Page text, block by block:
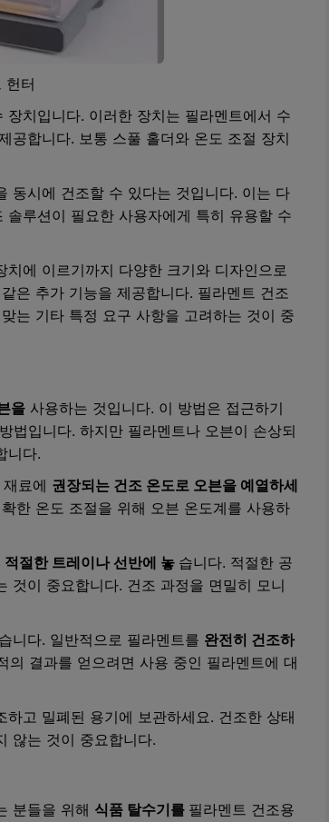
헌터
치입니다. 이러한 장치는 필라멘트에서 수
공합니다. 보통 스풀 홀더와 온도 조절 장치
동시에 건조할 수 있다는 것입니다. 이는 다
루션이 필요한 사용자에게 특히 유용할 수
에 이르기까지 다양한 크기와 디자인으로
은 추가 기능을 제공합니다. 필라멘트 건조
는 기타 특정 요구 사항을 고려하는 것이 중
을 사용하는 것입니다. 이 방법은 접근하기
법입니다. 하지만 필라멘트나 오븐이 손상되
니다.
료에 권장되는 건조 온도로 오븐을 예열하세
한 온도 조절을 위해 오븐 온도계를 사용하
적절한 트레이나 선반에 놓 습니다. 적절한 공
것이 중요합니다. 건조 과정을 면밀히 모니
니다. 일반적으로 필라멘트를 완전히 건조하
결과를 얻으려면 사용 중인 필라멘트에 대
고 밀폐된 용기에 보관하세요. 건조한 상태
않는 것이 중요합니다.
분들을 위해 식품 탈수기를 필라멘트 건조용